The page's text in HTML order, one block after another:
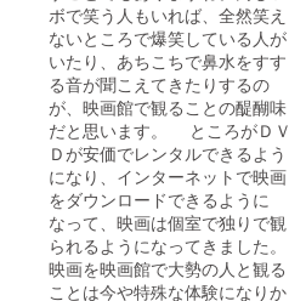
ボで笑う人もいれば、全然笑え
ないところで爆笑している人が
いたり、あちこちで鼻水をすす
る音が聞こえてきたりするの
が、映画館で観ることの醍醐味
だと思います。 ところがＤＶ
Ｄが安価でレンタルできるよう
になり、インターネットで映画
をダウンロードできるように
なって、映画は個室で独りで観
られるようになってきました。
映画を映画館で大勢の人と観る
ことは今や特殊な体験になりか